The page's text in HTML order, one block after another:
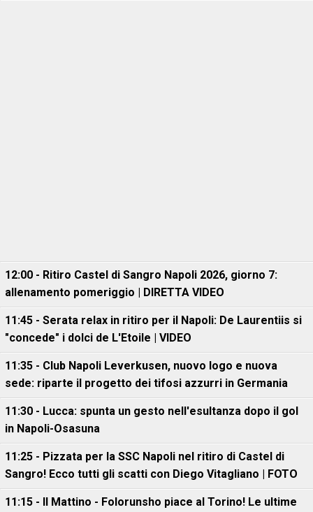
12:00 - Ritiro Castel di Sangro Napoli 2026, giorno 7:
allenamento pomeriggio | DIRETTA VIDEO
11:45 - Serata relax in ritiro per il Napoli: De Laurentiis si
"concede" i dolci de L'Etoile | VIDEO
11:35 - Club Napoli Leverkusen, nuovo logo e nuova
sede: riparte il progetto dei tifosi azzurri in Germania
11:30 - Lucca: spunta un gesto nell'esultanza dopo il gol
in Napoli-Osasuna
11:25 - Pizzata per la SSC Napoli nel ritiro di Castel di
Sangro! Ecco tutti gli scatti con Diego Vitagliano | FOTO
11:15 - Il Mattino - Folorunsho piace al Torino! Le ultime